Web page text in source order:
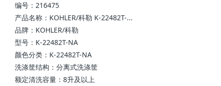
编号：216475
产品名称：KOHLER/科勒 K-22482T-...
品牌：KOHLER/科勒
型号：K-22482T-NA
颜色分类：K-22482T-NA
洗涤筐结构：分离式洗涤筐
额定清洗容量：8升及以上